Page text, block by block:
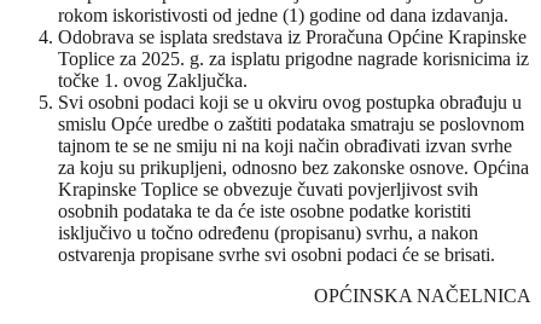
rokom iskoristivosti od jedne (1) godine od dana izdavanja.
Odobrava se isplata sredstava iz Proračuna Općine Krapinske
Toplice za 2025. g. za isplatu prigodne nagrade korisnicima iz
točke 1. ovog Zaključka.
Svi osobni podaci koji se u okviru ovog postupka obrađuju u
smislu Opće uredbe o zaštiti podataka smatraju se poslovnom
tajnom te se ne smiju ni na koji način obrađivati izvan svrhe
za koju su prikupljeni, odnosno bez zakonske osnove. Općina
Krapinske Toplice se obvezuje čuvati povjerljivost svih
osobnih podataka te da će iste osobne podatke koristiti
isključivo u točno određenu (propisanu) svrhu, a nakon
ostvarenja propisane svrhe svi osobni podaci će se brisati.
OPĆINSKA NAČELNICA